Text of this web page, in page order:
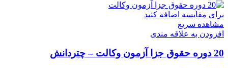
برای مقایسه اضافه کنید
مشاهده سریع
افزودن به علاقه مندی
20 دوره حقوق جزا آزمون وکالت – چتردانش